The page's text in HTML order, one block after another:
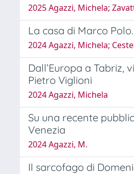
2025 Agazzi, Michela;
La casa di Marco
2024 Agazzi, Michela;
Dall’Europa a Tabriz,
Pietro Viglioni
2024 Agazzi, Michela
Su una recente
Venezia
2024 Agazzi, M.
Il sarcofago di